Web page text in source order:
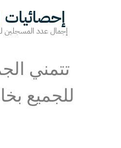
تتمني
للجميع